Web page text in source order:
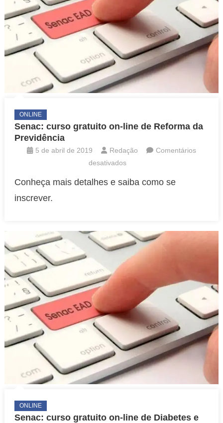
ONLINE
Senac: curso gratuito on-line de Reforma da
Previdência
5 de abril de 2019 Redação
Comentários
desativadosem
curso
de
Reforma
da
Previdência
Conheça mais detalhes e saiba como se
inscrever.
ONLINE
Senac: curso gratuito on-line de Diabetes e